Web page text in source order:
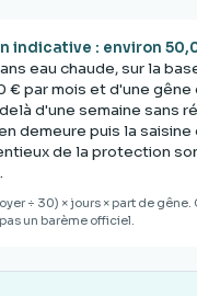
indicative : environ
eau chaude, sur la
€ par mois et d'une gêne
d'une semaine sans
demeure puis la saisine
de la protection
÷ 30) × jours × part de gêne.
un barème officiel.